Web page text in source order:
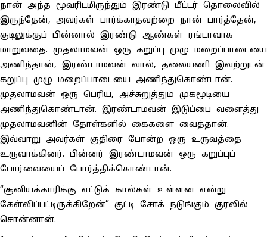
நான் அந்த மூவரிடமிருந்தும் இரண்டு மீட்டர் தொலைவில்
இருந்தேன், அவர்கள் பார்க்காதவற்றை நான் பார்த்தேன்,
குடிலுக்குப் பின்னால் இரண்டு ஆண்கள் ரங்டாவாக
மாறுவதை. முதலாமவன் ஒரு கறுப்பு முழு மறைப்பாடையை
அணிந்தான், இரண்டாமவன் வால், தலையணி இவற்றுடன்
கறுப்பு முழு மறைப்பாடையை அணிந்துகொண்டான்.
முதலாமவன் ஒரு பெரிய, அச்சுறுத்தும் முகமூடியை
அணிந்துகொண்டான். இரண்டாமவன் இடுப்பை வளைத்து
முதலாமவனின் தோள்களில் கைகளை வைத்தான்.
இவ்வாறு அவர்கள் குதிரை போன்ற ஒரு உருவத்தை
உருவாக்கினர். பின்னர் இரண்டாமவன் ஒரு கறுப்புப்
போர்வையைப் போர்த்திக்கொண்டான்.
“சூனியக்காரிக்கு எட்டுக் கால்கள் உள்ளன என்று
கேள்விப்பட்டிருக்கிறேன்” குட்டி சோக் நடுங்கும் குரலில்
சொன்னான்.